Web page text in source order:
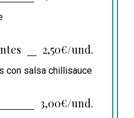
2,50€/und.
con salsa chillisauce
3,00€/und.